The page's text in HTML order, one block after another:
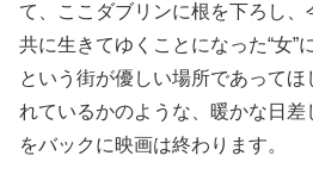
て、ここダブリンに根を下ろし
共に生きてゆくことになった“女”
という街が優しい場所であって
れているかのような、暖かな日
をバックに映画は終わります。